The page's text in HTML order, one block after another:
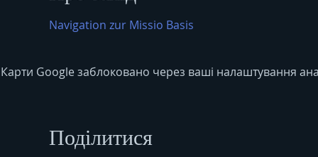
Navigation zur Missio Basis
Карти Google заблоковано через ваші налаштування
Поділитися